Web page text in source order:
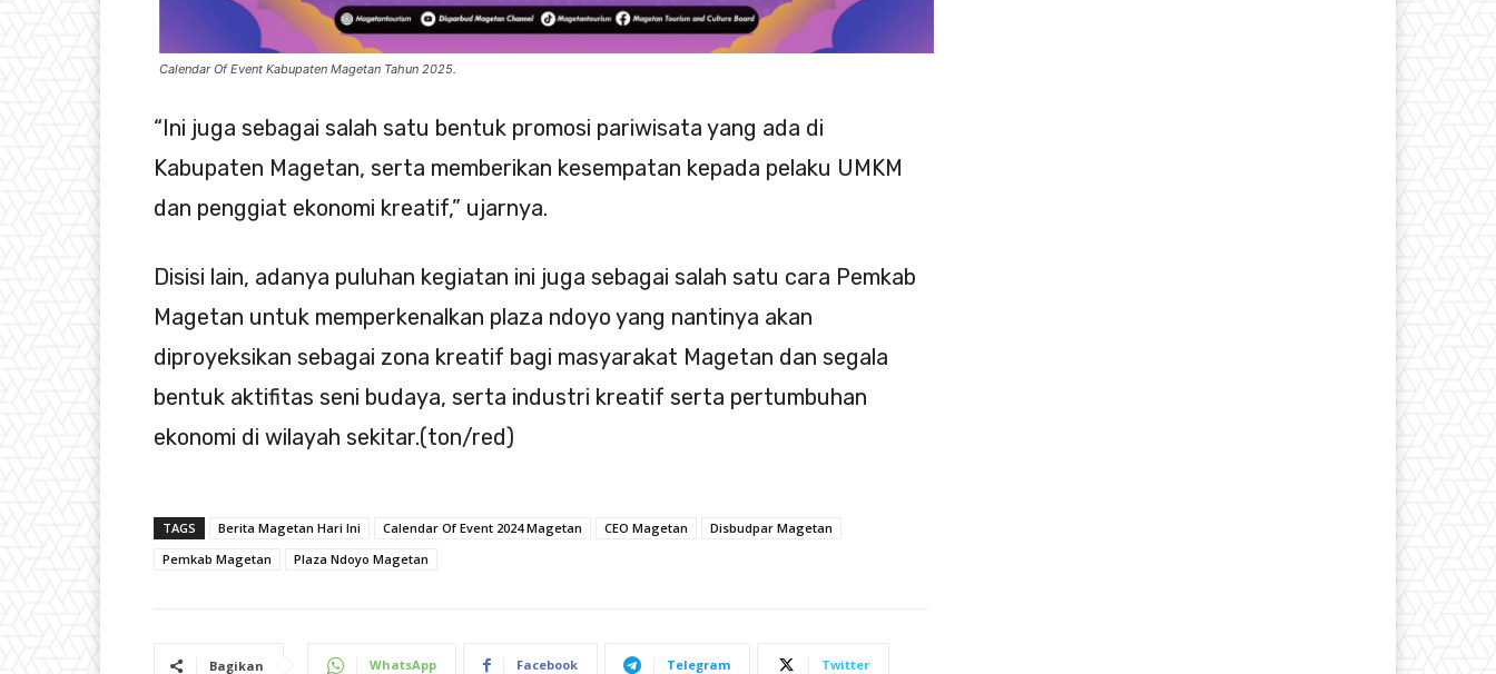
Calendar Of Event Kabupaten Magetan Tahun 2025.
“Ini juga sebagai salah satu bentuk promosi pariwisata yang ada di
Kabupaten Magetan, serta memberikan kesempatan kepada pelaku UMKM
dan penggiat ekonomi kreatif,” ujarnya.
Disisi lain, adanya puluhan kegiatan ini juga sebagai salah satu cara Pemkab
Magetan untuk memperkenalkan plaza ndoyo yang nantinya akan
diproyeksikan sebagai zona kreatif bagi masyarakat Magetan dan segala
bentuk aktifitas seni budaya, serta industri kreatif serta pertumbuhan
ekonomi di wilayah sekitar.(ton/red)
TAGS Berita Magetan Hari Ini Calendar Of Event 2024 Magetan CEO Magetan
Disbudpar Magetan
Pemkab Magetan
Plaza Ndoyo Magetan
Bagikan WhatsApp Facebook Telegram Twitter